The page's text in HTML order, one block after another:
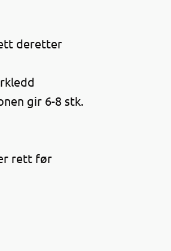
deretter
gir 6-8 stk.
rett før